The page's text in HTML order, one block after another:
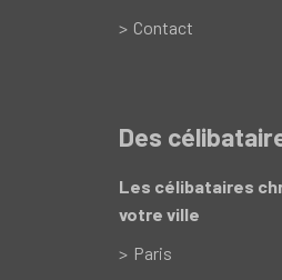
Contact
Des
Les célibataires
votre ville
Paris